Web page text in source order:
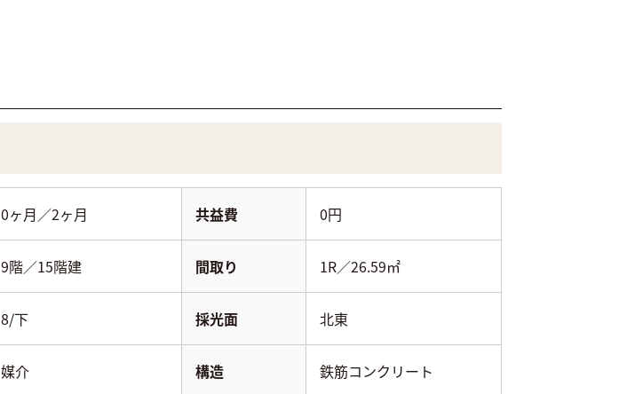
0ヶ月／2ヶ月 共益費 0円
9階／15階建 間取り 1R／26.59㎡
8/下 採光面 北東
媒介 構造 鉄筋コンクリート